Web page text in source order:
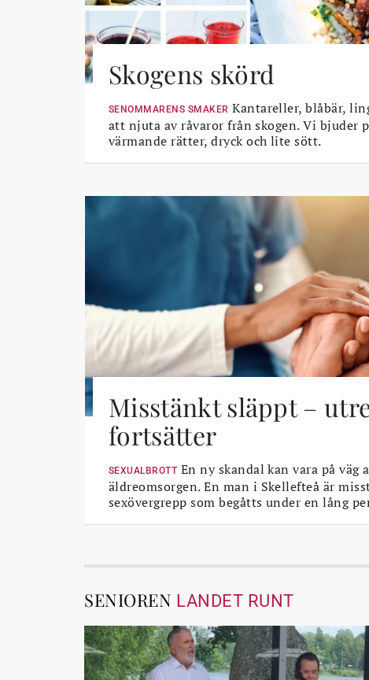
Skogens skörd
SENOMMARENS SMAKER Kantareller, blåbär,
att njuta av råvaror från skogen. Vi bjuder
värmande rätter, dryck och lite sött.
Misstänkt släppt –
fortsätter
SEXUALBROTT En ny skandal kan vara på
äldreomsorgen. En man i Skellefteå är
sexövergrepp som begåtts under en lång
SENIOREN LANDET RUNT